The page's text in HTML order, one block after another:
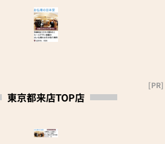
お仏壇・
電車・
渡り神
て多くの
下さい。
スクの
コール
にあっ
うこと
ございま
み合わせ
東京都来店TOP店
[PR]